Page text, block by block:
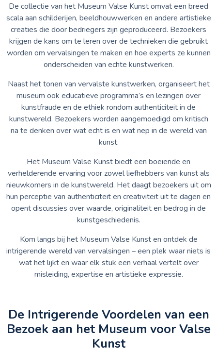
De collectie van het Museum Valse Kunst omvat een breed
scala aan schilderijen, beeldhouwwerken en andere artistieke
creaties die door bedriegers zijn geproduceerd. Bezoekers
krijgen de kans om te leren over de technieken die gebruikt
worden om vervalsingen te maken en hoe experts ze kunnen
onderscheiden van echte kunstwerken.
Naast het tonen van vervalste kunstwerken, organiseert het
museum ook educatieve programma’s en lezingen over
kunstfraude en de ethiek rondom authenticiteit in de
kunstwereld. Bezoekers worden aangemoedigd om kritisch
na te denken over wat echt is en wat nep in de wereld van
kunst.
Het Museum Valse Kunst biedt een boeiende en
verhelderende ervaring voor zowel liefhebbers van kunst als
nieuwkomers in de kunstwereld. Het daagt bezoekers uit om
hun perceptie van authenticiteit en creativiteit uit te dagen en
opent discussies over waarde, originaliteit en bedrog in de
kunstgeschiedenis.
Kom langs bij het Museum Valse Kunst en ontdek de
intrigerende wereld van vervalsingen – een plek waar niets is
wat het lijkt en waar elk stuk een verhaal vertelt over
misleiding, expertise en artistieke expressie.
De Intrigerende Voordelen van een
Bezoek aan het Museum voor Valse
Kunst